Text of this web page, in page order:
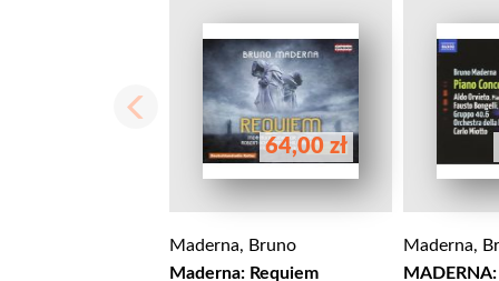
64,00 zł
Maderna, Bruno
Maderna: Requiem
Maderna,